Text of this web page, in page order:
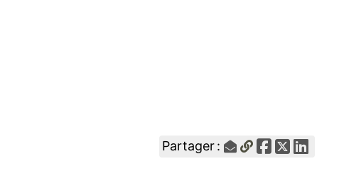
Partager :